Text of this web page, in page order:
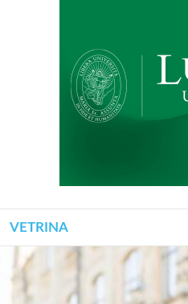
VETRINA